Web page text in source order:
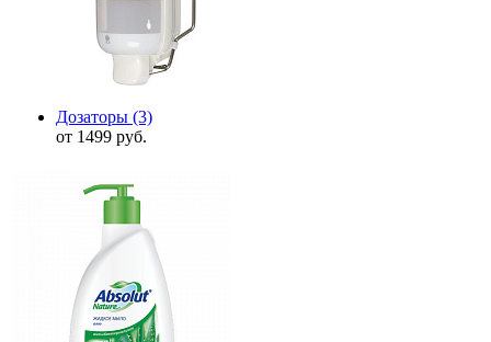
Дозаторы (3)
от 1499 руб.